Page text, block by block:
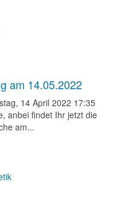
am 14.05.2022
14 April 2022 17:35
anbei findet Ihr jetzt die
am...